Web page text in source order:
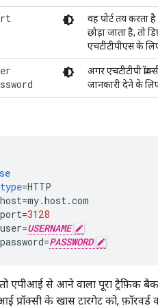
वह पोर्ट तय करता है
छोड़ा जाता है, तो
एचटीटीपीएस के
अगर एचटीटीपी
जानकारी देने के लिए
type=HTTP
host=my.host.com
port=3128
user=USERNAME
password=PASSWORD
एपीआई से आने वाला पूरा ट्रैफ़िक
प्रॉक्सी के खास टारगेट को,